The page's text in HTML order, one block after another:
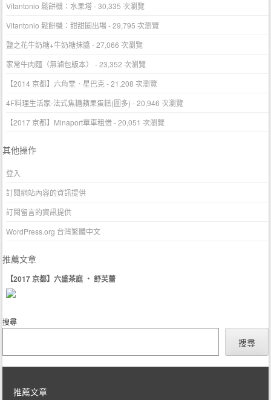
Vitantonio 鬆餅機：水果塔- 30,335 次瀏覽
Vitantonio 鬆餅機：甜甜圈出場- 29,795 次瀏覽
鹽之花牛奶糖+牛奶糖抹醬- 27,066 次瀏覽
家常牛肉麵（無滷包版本）
- 23,352 次瀏覽
【2014 京都】六角堂．星巴克- 21,208 次瀏覽
4F料理生活家-法式焦糖蘋果蛋糕(圖多) - 20,946 次瀏覽
【2017 京都】Minaport單車租借- 20,051 次瀏覽
其他操作
登入
訂閱網站內容的資訊提供
訂閱留言的資訊提供
WordPress.org 台灣繁體中文
推薦文章
【2017 京都】六盛茶庭 ‧ 舒芙蕾
搜尋
搜尋
推薦文章